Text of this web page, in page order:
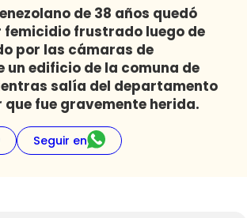
de 38 años quedó
femicidio frustrado luego de
por las cámaras de
un edificio de la comuna de
salía del departamento
que fue gravemente herida.
Seguir en